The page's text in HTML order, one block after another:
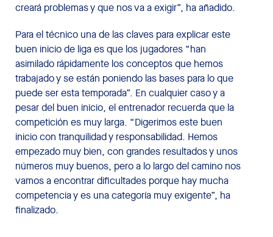
creará problemas y que nos va a exigir”, ha añadido.
Para el técnico una de las claves para explicar este
buen inicio de liga es que los jugadores “han
asimilado rápidamente los conceptos que hemos
trabajado y se están poniendo las bases para lo que
puede ser esta temporada”. En cualquier caso y a
pesar del buen inicio, el entrenador recuerda que la
competición es muy larga. “Digerimos este buen
inicio con tranquilidad y responsabilidad. Hemos
empezado muy bien, con grandes resultados y unos
números muy buenos, pero a lo largo del camino nos
vamos a encontrar dificultades porque hay mucha
competencia y es una categoría muy exigente”, ha
finalizado.